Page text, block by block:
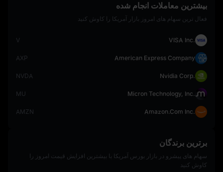
بیشترین معاملات انجام شده
فعال‌ ترین سهام‌ های امروز بازار آمریکا را کاوش کنید
VISA Inc.
V
American Express Company
AXP
Nvidia Corp.
NVDA
Micron Technology, Inc.
MU
Amazon.Com Inc.
AMZN
برترین برندگان
سهام‌ های پیشرو در بازار بورس آمریکا با بیشترین افزایش قیمت امروز را
کاوش کنید